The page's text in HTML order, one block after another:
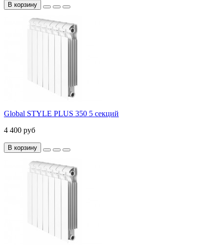
В корзину
Global STYLE PLUS 350 5 секций
4 400 руб
В корзину